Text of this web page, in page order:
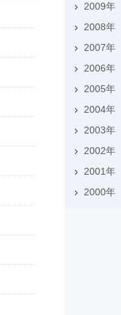
2009年
2008年
2007年
2006年
2005年
2004年
2003年
2002年
2001年
2000年